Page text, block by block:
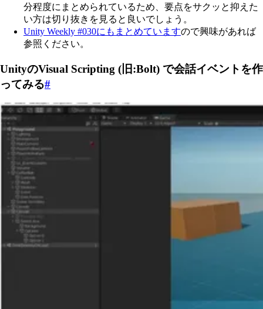
分程度にまとめられているため、要点をサクッと抑えた
い方は切り抜きを見ると良いでしょう。
Unity Weekly #030にもまとめていますので興味があれば
参照ください。
UnityのVisual Scripting (旧:Bolt) で会話イベントを作
ってみる#